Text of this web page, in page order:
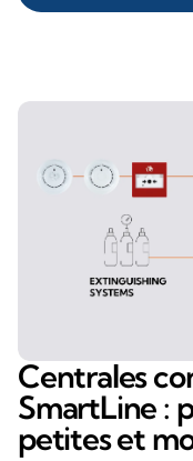
Centrales
SmartLine :
petites et